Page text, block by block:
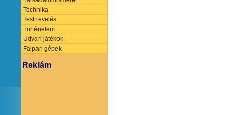
Technika
Testnevelés
Történelem
Udvari játékok
Faipari gépek
Reklám